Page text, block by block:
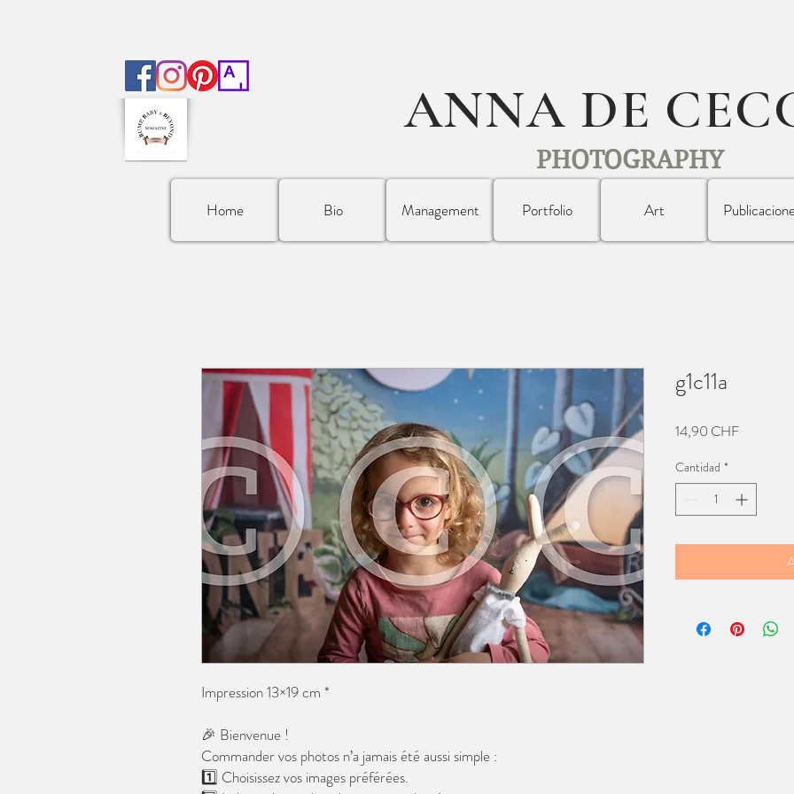
ANNA DE
PHOTOGRAPHY
Home Bio Management Portfolio Art
Impression 13×19 cm *
🎉 Bienvenue !
Commander vos photos n’a jamais été aussi simple :
1️⃣ Choisissez vos images préférées.
g1c11a
14,90 CHFPrecio
Cantidad *